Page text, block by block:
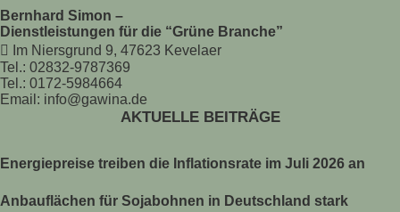
Bernhard Simon –
Dienstleistungen für die “Grüne Branche”
Im Niersgrund 9, 47623 Kevelaer
Tel.: 02832-9787369
Tel.: 0172-5984664
Email: info@gawina.de
AKTUELLE BEITRÄGE
Energiepreise treiben die Inflationsrate im Juli 2026 an
Anbauflächen für Sojabohnen in Deutschland stark